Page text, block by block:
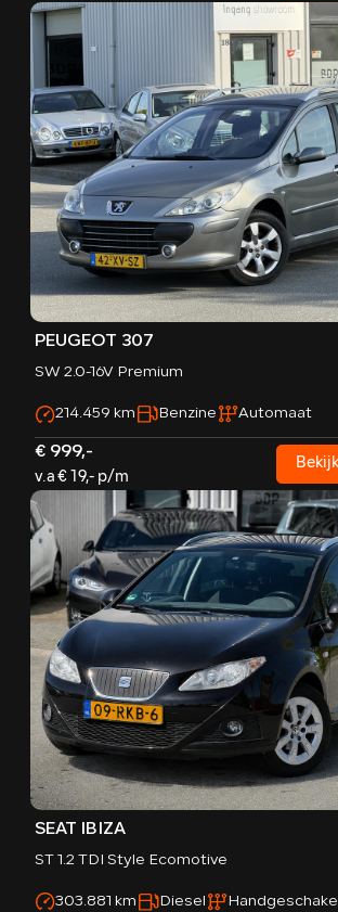
PEUGEOT 307
SW 2.0-16V Premium
214.459 km Benzine Automaat
€ 999,-
v.a € 19,- p/m
SEAT IBIZA
ST 1.2 TDI Style Ecomotive
303.881 km Diesel